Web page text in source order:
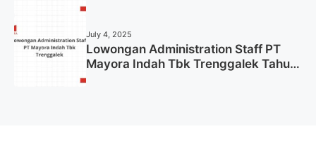
July 4, 2025
Lowongan Administration Staff PT
Mayora Indah Tbk Trenggalek Tahun